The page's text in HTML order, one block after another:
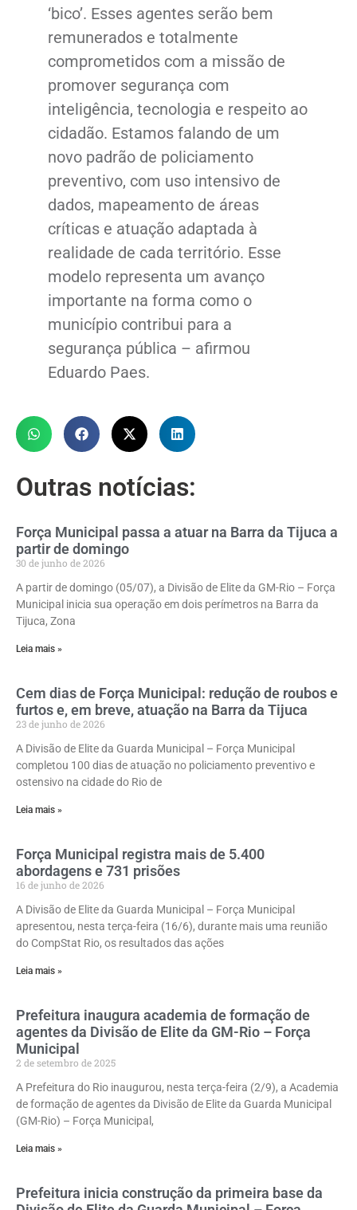
‘bico’. Esses agentes serão bem
remunerados e totalmente
comprometidos com a missão de
promover segurança com
inteligência, tecnologia e respeito ao
cidadão. Estamos falando de um
novo padrão de policiamento
preventivo, com uso intensivo de
dados, mapeamento de áreas
críticas e atuação adaptada à
realidade de cada território. Esse
modelo representa um avanço
importante na forma como o
município contribui para a
segurança pública – afirmou
Eduardo Paes.
Outras notícias:
Força Municipal passa a atuar na Barra da Tijuca a
partir de domingo
30 de junho de 2026
A partir de domingo (05/07), a Divisão de Elite da GM-Rio – Força
Municipal inicia sua operação em dois perímetros na Barra da
Tijuca, Zona
Leia mais »
Cem dias de Força Municipal: redução de roubos e
furtos e, em breve, atuação na Barra da Tijuca
23 de junho de 2026
A Divisão de Elite da Guarda Municipal – Força Municipal
completou 100 dias de atuação no policiamento preventivo e
ostensivo na cidade do Rio de
Leia mais »
Força Municipal registra mais de 5.400
abordagens e 731 prisões
16 de junho de 2026
A Divisão de Elite da Guarda Municipal – Força Municipal
apresentou, nesta terça-feira (16/6), durante mais uma reunião
do CompStat Rio, os resultados das ações
Leia mais »
Prefeitura inaugura academia de formação de
agentes da Divisão de Elite da GM-Rio – Força
Municipal
2 de setembro de 2025
A Prefeitura do Rio inaugurou, nesta terça-feira (2/9), a Academia
de formação de agentes da Divisão de Elite da Guarda Municipal
(GM-Rio) – Força Municipal,
Leia mais »
Prefeitura inicia construção da primeira base da